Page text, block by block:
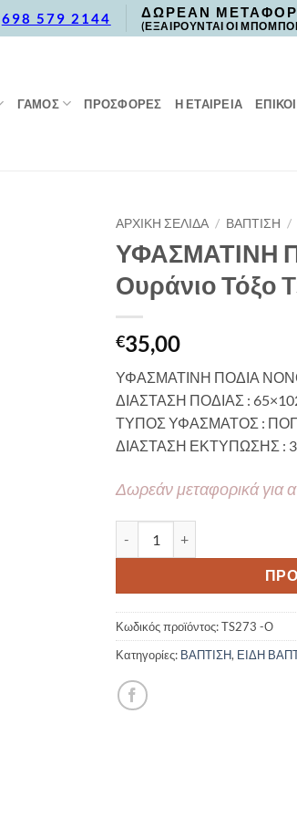
698 579 2144 ΔΩΡΕΑΝ
(ΕΞΑΙΡΟΥΝΤΑΙ ΟΙ
ΓΑΜΟΣ ΠΡΟΣΦΟΡΈΣ Η ΕΤΑΙΡΕΙΑ
ΑΡΧΙΚΉ ΣΕΛΊΔΑ / ΒΑΠΤΙΣΗ /
ΥΦΑΣΜΑΤΙΝΗ
Ουράνιο Τόξο
€35,00
ΥΦΑΣΜΑΤΙΝΗ ΠΟΔΙΑ
ΔΙΑΣΤΑΣΗ ΠΟΔΙΑΣ :
ΤΥΠΟΣ ΥΦΑΣΜΑΤΟΣ :
ΔΙΑΣΤΑΣΗ ΕΚΤΥΠΩΣΗΣ :
Δωρεάν μεταφορικά για
Κωδικός προϊόντος:TS273 -Ο
Κατηγορίες: ΒΑΠΤΙΣΗ, ΕΙΔΗ